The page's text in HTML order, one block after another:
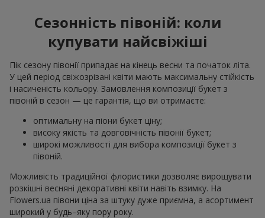
Сезонність півоній: коли
купувати найсвіжіші
Пік сезону півонії припадає на кінець весни та початок літа.
У цей період свіжозрізані квіти мають максимальну стійкість
і насиченість кольору. Замовлення композиції букет з
півоній в сезон — це гарантія, що ви отримаєте:
оптимальну на піони букет ціну;
високу якість та довговічність півонії букет;
широкі можливості для вибора композиції букет з
півоній.
Можливість традиційної флористики дозволяє вирощувати
розкішні весняні декоративні квіти навіть взимку. На
Flowers.ua півони ціна за штуку дуже приємна, а асортимент
широкий у будь–яку пору року.